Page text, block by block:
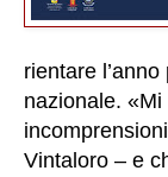
rientare
nazionale.
Vintaloro – e